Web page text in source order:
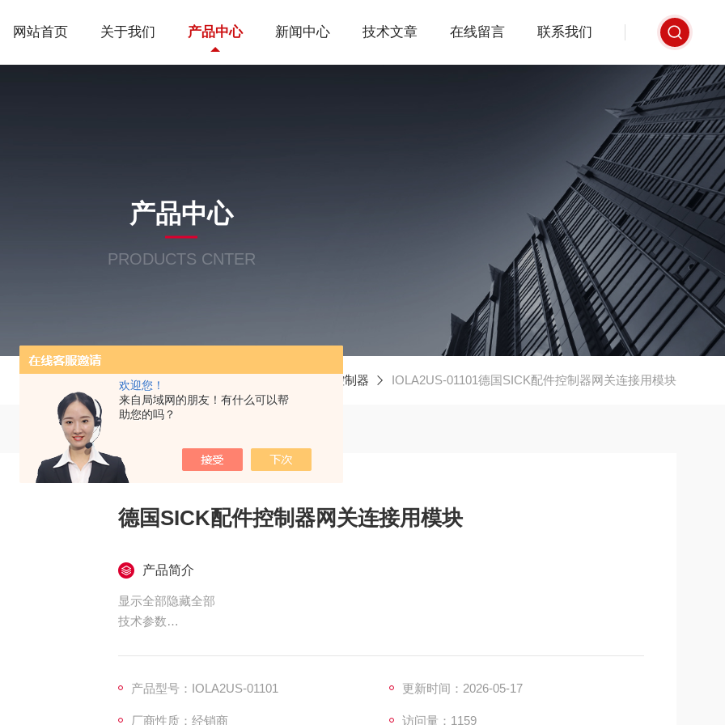
欢迎您！
来自局域网的朋友！有什么可以帮
助您的吗？
网站首页 关于我们 产品中心 新闻中心 技术文章 在线留言 联系我们
产品中心
PRODUCTS CNTER
当前位置：首页 控制器 IOLA2US-01101德国SICK配件控制器网关连接用模块
德国SICK配件控制器网关连接用模块
产品简介
显示全部隐藏全部
技术参数
外壳防护等级IP20 (EN 60529)
分类德国SICK配件控制器网关连接用模块
产品型号：IOLA2US-01101 更新时间：2026-05-17
厂商性质：经销商 访问量：1159